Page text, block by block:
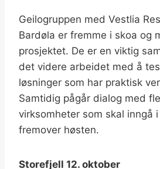
Geilogruppen med Vestlia
Bardøla er fremme i skoa og
prosjektet. De er en viktig
det videre arbeidet med å
løsninger som har praktisk
Samtidig pågår dialog med
virksomheter som skal inngå
fremover høsten.
Storefjell 12. oktober